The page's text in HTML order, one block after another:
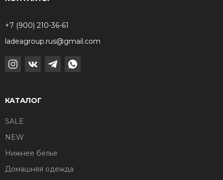
+7 (900) 210-36-61
ladeagroup.rus@gmail.com
КАТАЛОГ
SALE
NEW
Нижнее белье
Домашняя одежда